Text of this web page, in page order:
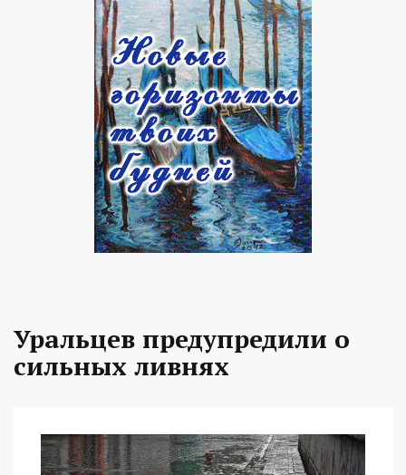
Уральцев предупредили о
сильных ливнях